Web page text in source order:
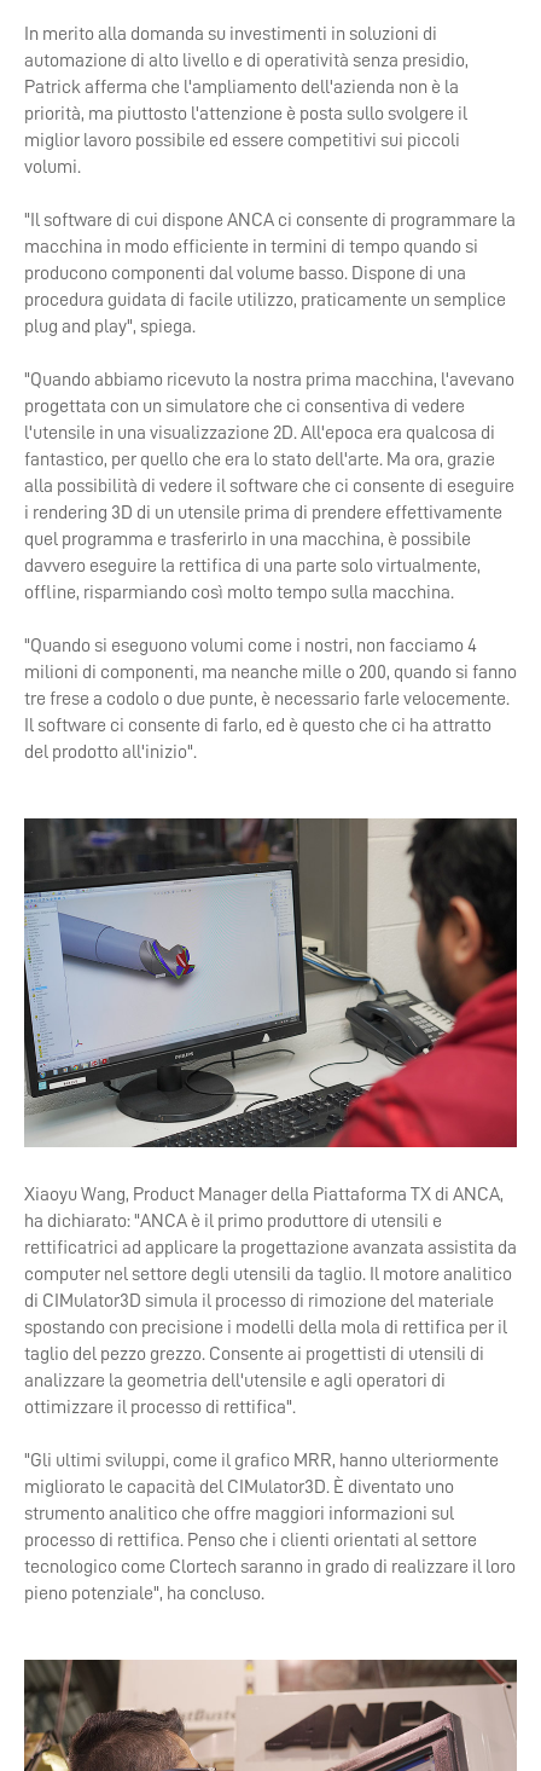
In merito alla domanda su investimenti in soluzioni di
automazione di alto livello e di operatività senza presidio,
Patrick afferma che l'ampliamento dell'azienda non è la
priorità, ma piuttosto l'attenzione è posta sullo svolgere il
miglior lavoro possibile ed essere competitivi sui piccoli
volumi.
"Il software di cui dispone ANCA ci consente di programmare la
macchina in modo efficiente in termini di tempo quando si
producono componenti dal volume basso. Dispone di una
procedura guidata di facile utilizzo, praticamente un semplice
plug and play", spiega.
"Quando abbiamo ricevuto la nostra prima macchina, l'avevano
progettata con un simulatore che ci consentiva di vedere
l'utensile in una visualizzazione 2D. All'epoca era qualcosa di
fantastico, per quello che era lo stato dell'arte. Ma ora, grazie
alla possibilità di vedere il software che ci consente di eseguire
i rendering 3D di un utensile prima di prendere effettivamente
quel programma e trasferirlo in una macchina, è possibile
davvero eseguire la rettifica di una parte solo virtualmente,
offline, risparmiando così molto tempo sulla macchina.
"Quando si eseguono volumi come i nostri, non facciamo 4
milioni di componenti, ma neanche mille o 200, quando si fanno
tre frese a codolo o due punte, è necessario farle velocemente.
Il software ci consente di farlo, ed è questo che ci ha attratto
del prodotto all'inizio".
Xiaoyu Wang, Product Manager della Piattaforma TX di ANCA,
ha dichiarato: "ANCA è il primo produttore di utensili e
rettificatrici ad applicare la progettazione avanzata assistita da
computer nel settore degli utensili da taglio. Il motore analitico
di CIMulator3D simula il processo di rimozione del materiale
spostando con precisione i modelli della mola di rettifica per il
taglio del pezzo grezzo. Consente ai progettisti di utensili di
analizzare la geometria dell'utensile e agli operatori di
ottimizzare il processo di rettifica".
"Gli ultimi sviluppi, come il grafico MRR, hanno ulteriormente
migliorato le capacità del CIMulator3D. È diventato uno
strumento analitico che offre maggiori informazioni sul
processo di rettifica. Penso che i clienti orientati al settore
tecnologico come Clortech saranno in grado di realizzare il loro
pieno potenziale", ha concluso.